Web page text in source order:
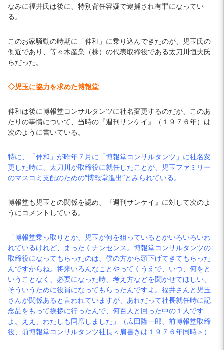
なみに福井氏は後に、特別背任容疑で逮捕され有罪になってい
る。
このお家騒動の時期に「伸和」に乗り込んできたのが、児玉氏の
側近であり、等々木産業（株）の代表取締役である太刀川恒夫氏
らだった。
◇児玉に協力を求めた博報堂
伸和は後に博報堂コンサルタンツに社名変更するのだが、このあ
たりの事情について、当時の『週刊サンケイ』（１９７６年）は
次のように書いている。
特に、「伸和」が昨年７月に「博報堂コンサルタンツ」に社名変
更した時に、太刀川が取締役に就任したことが、児玉ファミリー
のマスコミ支配のための″博報堂進出″とみられている。
博報堂も児玉との関係を認め、『週刊サンケイ』に対して次のよ
うにコメントしている。
「博報堂乗っ取りとか、児玉が何を狙っているとかいろいろいわ
れているけれど、まったくナンセンス。博報堂コンサルタンツの
取締役になってもらったのは、僕の方から頭下げてきてもらった
んですからね。将来いろんなことやってくうえで、いつ、何をと
いうことなく、必要になった時、考え方などを聞かせてほしい、
そういうために役員になってもらったんですよ。福井さんと児玉
さんが関係あると言われていますが、あれだって社長就任時に記
念品をもって挨拶に行ったんで、何百人と回った中の１人です
よ。ええ、わたしも同席しました」（広田隆一郎、前博報堂取締
役、前博報堂コンサルタンツ社長＜肩書きは１９７６年同時＞）